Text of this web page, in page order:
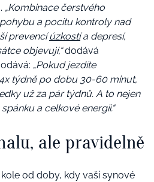
„Kombinace čerstvého
a pocitu kontroly nad
prevencíúzkostía depresí,
objevují,“dodává
„Pokud jezdíte
týdně po dobu 30-60 minut,
už za pár týdnů. A to nejen
a celkové energii.“
ale pravidelně
od doby, kdy vaši synové